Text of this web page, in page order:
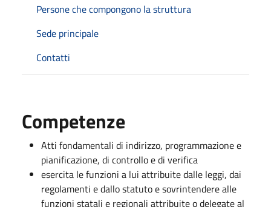
Persone che compongono la struttura
Sede principale
Contatti
Competenze
Atti fondamentali di indirizzo, programmazione e
pianificazione, di controllo e di verifica
esercita le funzioni a lui attribuite dalle leggi, dai
regolamenti e dallo statuto e sovrintendere alle
funzioni statali e regionali attribuite o delegate al